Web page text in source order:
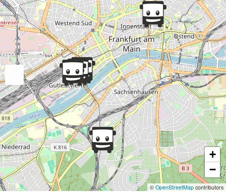
+
−
© OpenStreetMap contributors